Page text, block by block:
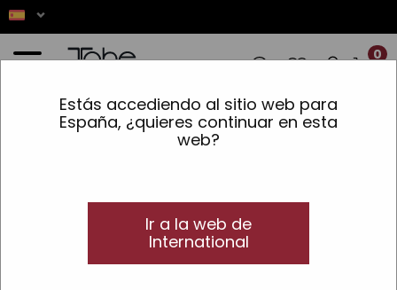
Estás accediendo al sitio web para
España, ¿quieres continuar en esta
web?
Ir a la web de
International
0
✨ LOS PEDIDOS REALIZADOS
Afeitado »